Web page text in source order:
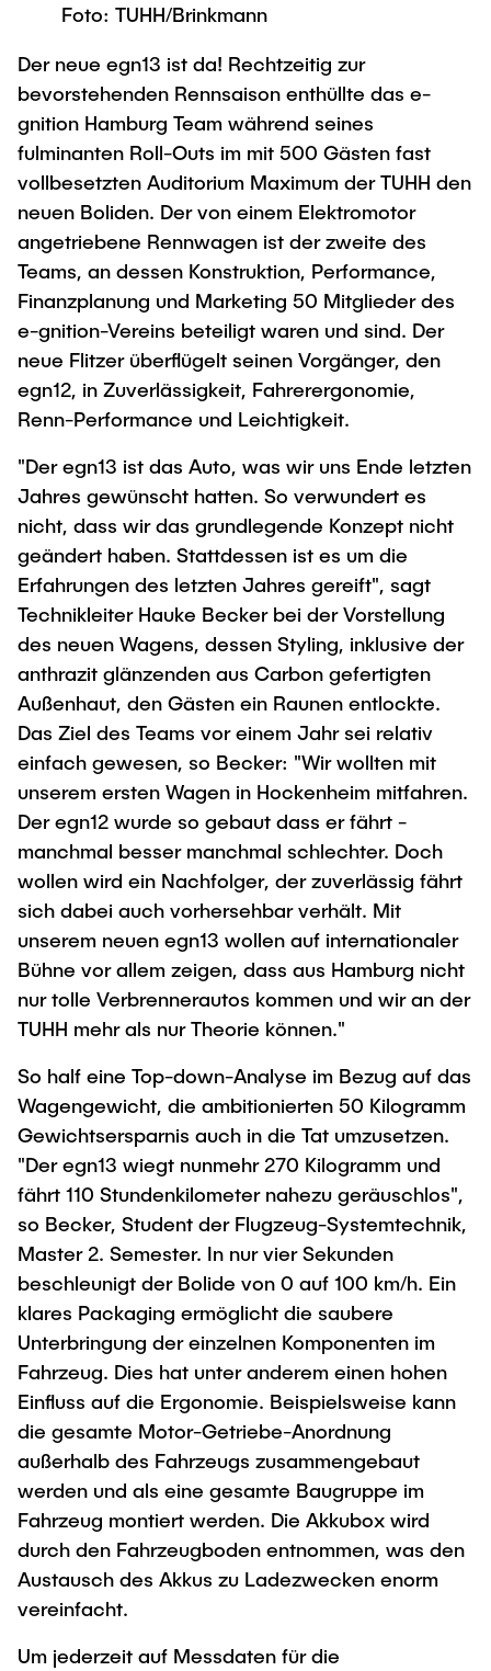
Newsroom
Press Release
Flyers and brochures
University magazine spektrum
Events
Merchandise-Shop
Working at TU Hamburg
Job opportunities
Faculty recruiting
Information for new employees
Internal Information
Advice and contact
New@tuhh
Around student life
study organization
AI in Education
After Graduation
Alumni
Career Center
Graduate Academy
Doctoral Degrees
UNU HUB "Engineering to Face Climate
Change"
Research Funding
Early Career Research Support
Good Scientific Practice
Future Lectures
Team
Interdisciplinary Workshop of the FSP
"Biobased Processes and Reactor
Technologies"
Process Engineering
Research and Institutes
Technology and Innovation in Education
News
Study programs
Research and Institutes
Management Sciences and Technology
Study Programs
Research and Institutes
Study programs
Research and institutes
Joint School of Multidisciplinary Studies
Institutes
Overview
Intercultural Hub
Partnerships and Strategy
Study Exchange Partnerships
How to establish partnerships
Strategy
ECIU University
Contacts & International Team
Foto: TUHH/Brinkmann
Der neue egn13 ist da! Rechtzeitig zur
bevorstehenden Rennsaison enthüllte das e-
gnition Hamburg Team während seines
fulminanten Roll-Outs im mit 500 Gästen fast
vollbesetzten Auditorium Maximum der TUHH den
neuen Boliden. Der von einem Elektromotor
angetriebene Rennwagen ist der zweite des
Teams, an dessen Konstruktion, Performance,
Finanzplanung und Marketing 50 Mitglieder des
e-gnition-Vereins beteiligt waren und sind. Der
neue Flitzer überflügelt seinen Vorgänger, den
egn12, in Zuverlässigkeit, Fahrerergonomie,
Renn-Performance und Leichtigkeit.
"Der egn13 ist das Auto, was wir uns Ende letzten
Jahres gewünscht hatten. So verwundert es
nicht, dass wir das grundlegende Konzept nicht
geändert haben. Stattdessen ist es um die
Erfahrungen des letzten Jahres gereift", sagt
Technikleiter Hauke Becker bei der Vorstellung
des neuen Wagens, dessen Styling, inklusive der
anthrazit glänzenden aus Carbon gefertigten
Außenhaut, den Gästen ein Raunen entlockte.
Das Ziel des Teams vor einem Jahr sei relativ
einfach gewesen, so Becker: "Wir wollten mit
unserem ersten Wagen in Hockenheim mitfahren.
Der egn12 wurde so gebaut dass er fährt -
manchmal besser manchmal schlechter. Doch
wollen wird ein Nachfolger, der zuverlässig fährt
sich dabei auch vorhersehbar verhält. Mit
unserem neuen egn13 wollen auf internationaler
Bühne vor allem zeigen, dass aus Hamburg nicht
nur tolle Verbrennerautos kommen und wir an der
TUHH mehr als nur Theorie können."
So half eine Top-down-Analyse im Bezug auf das
Wagengewicht, die ambitionierten 50 Kilogramm
Gewichtsersparnis auch in die Tat umzusetzen.
"Der egn13 wiegt nunmehr 270 Kilogramm und
fährt 110 Stundenkilometer nahezu geräuschlos",
so Becker, Student der Flugzeug-Systemtechnik,
Master 2. Semester. In nur vier Sekunden
beschleunigt der Bolide von 0 auf 100 km/h. Ein
klares Packaging ermöglicht die saubere
Unterbringung der einzelnen Komponenten im
Fahrzeug. Dies hat unter anderem einen hohen
Einfluss auf die Ergonomie. Beispielsweise kann
die gesamte Motor-Getriebe-Anordnung
außerhalb des Fahrzeugs zusammengebaut
werden und als eine gesamte Baugruppe im
Fahrzeug montiert werden. Die Akkubox wird
durch den Fahrzeugboden entnommen, was den
Austausch des Akkus zu Ladezwecken enorm
vereinfacht.
Um jederzeit auf Messdaten für die